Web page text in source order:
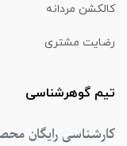
کالکشن مردانه
رضایت مشتری
تیم گوهرشناسی
کارشناسی رایگان